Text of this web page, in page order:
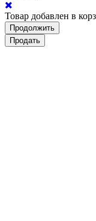
Товар добавлен в
Продолжить
Продать